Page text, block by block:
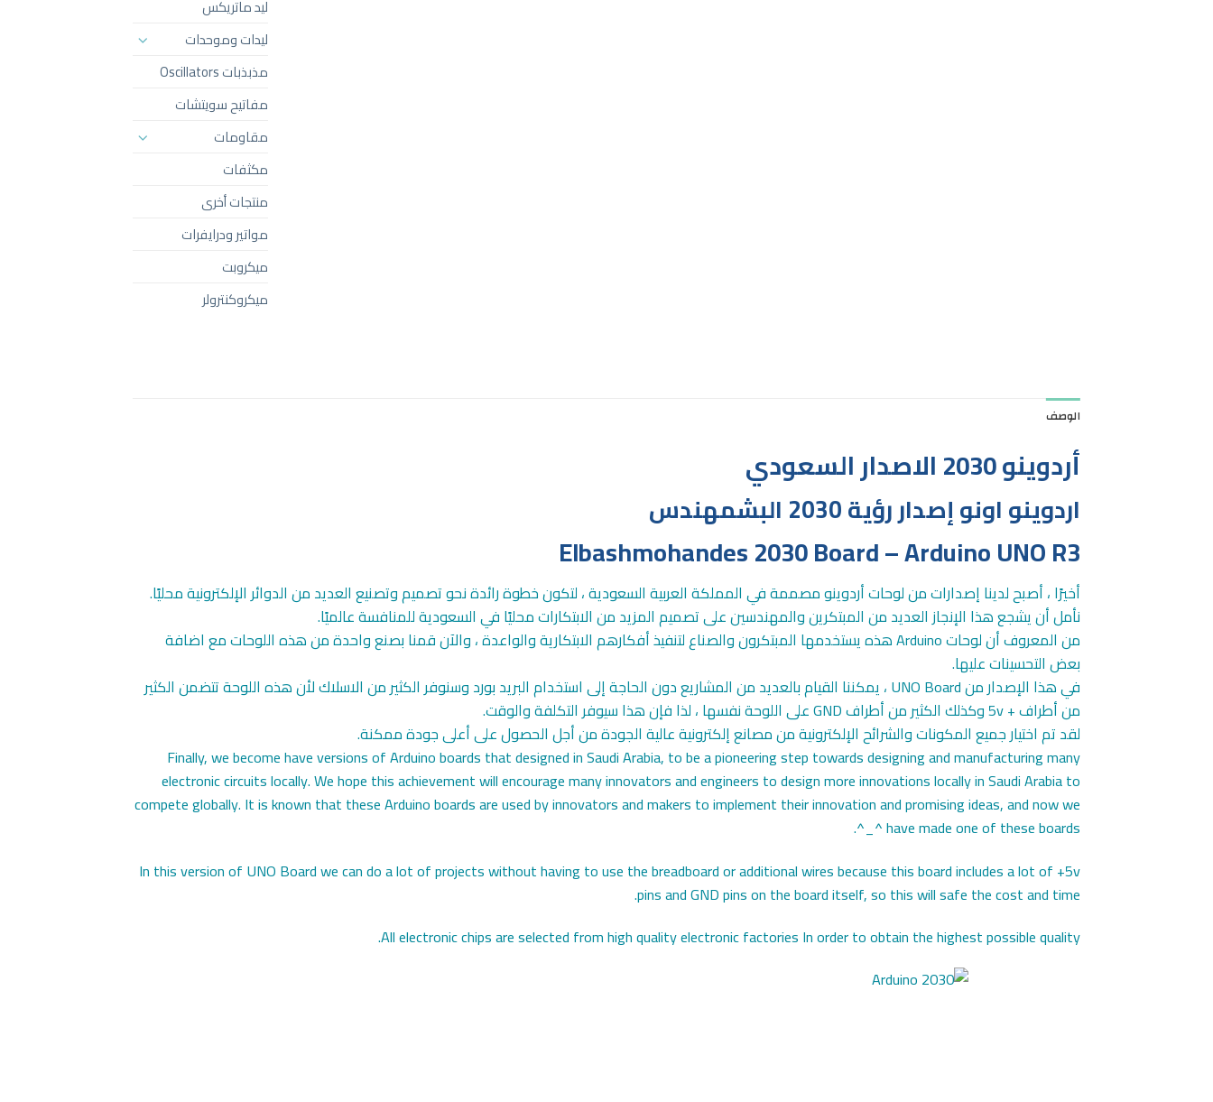
ليد ماتريكس
ليدات وموحدات
مذبذبات Oscillators
مفاتيح سويتشات
مقاومات
مكثفات
منتجات أخرى
مواتير ودرايفرات
ميكروبت
ميكروكنترولر
الوصف
أردوينو 2030 الاصدار السعودي
اردوينو اونو إصدار رؤية 2030 البشمهندس
Elbashmohandes 2030 Board – Arduino UNO R3
أخيرًا ، أصبح لدينا إصدارات من لوحات أردوينو مصممة في المملكة العربية السعودية ، لتكون خطوة رائدة نحو تصميم وتصنيع العديد من الدوائر الإلكترونية محليًا.
نأمل أن يشجع هذا الإنجاز العديد من المبتكرين والمهندسين على تصميم المزيد من الابتكارات محليًا في السعودية للمنافسة عالميًا.
من المعروف أن لوحات Arduino هذه يستخدمها المبتكرون والصناع لتنفيذ أفكارهم الابتكارية والواعدة ، والآن قمنا بصنع واحدة من هذه اللوحات مع اضافة
بعض التحسينات عليها.
في هذا الإصدار من UNO Board ، يمكننا القيام بالعديد من المشاريع دون الحاجة إلى استخدام البريد بورد وسنوفر الكثير من الاسلاك لأن هذه اللوحة تتضمن الكثير
من أطراف + 5v وكذلك الكثير من أطراف GND على اللوحة نفسها ، لذا فإن هذا سيوفر التكلفة والوقت.
لقد تم اختيار جميع المكونات والشرائح الإلكترونية من مصانع إلكترونية عالية الجودة من أجل الحصول على أعلى جودة ممكنة.
Finally, we become have versions of Arduino boards that designed in Saudi Arabia, to be a pioneering step towards designing and manufacturing many
electronic circuits locally. We hope this achievement will encourage many innovators and engineers to design more innovations locally in Saudi Arabia to
compete globally. It is known that these Arduino boards are used by innovators and makers to implement their innovation and promising ideas, and now we
have made one of these boards ^_^.
In this version of UNO Board we can do a lot of projects without having to use the breadboard or additional wires because this board includes a lot of +5v
pins and GND pins on the board itself, so this will safe the cost and time.
All electronic chips are selected from high quality electronic factories In order to obtain the highest possible quality.